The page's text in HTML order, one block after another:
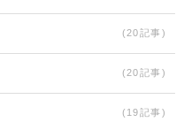
(20記事)
(20記事)
(19記事)